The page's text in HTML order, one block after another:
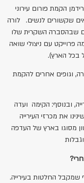
הקמת פורום עירוני
לדון בנושאים שקשורים לנשים. לורה
שבהסברה השקרית שלו
פרוייקט עם ניצולי שואה
בכל הארץ).
וגופים אחרים להקמת
ובנוסף: הקימה ועדה
את מכרזי העירייה
מסוגו בארץ של העדפה
שמקבל החלטות בעירייה.